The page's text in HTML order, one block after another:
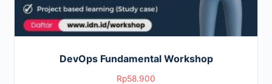
DevOps Fundamental Workshop
Rp58.900